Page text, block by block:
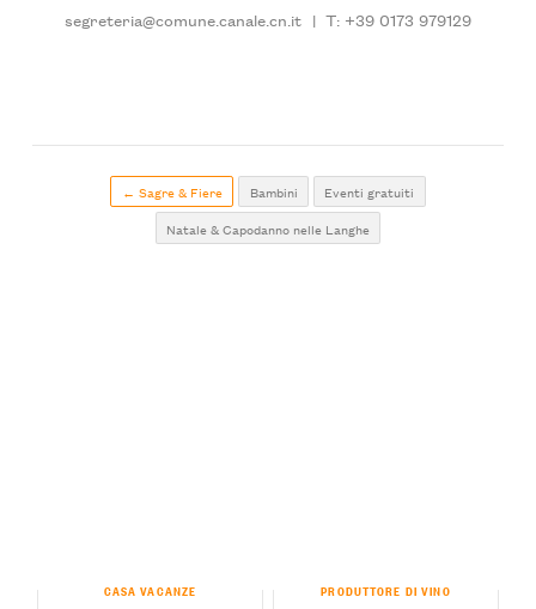
segreteria@comune.canale.cn.it | T: +39 0173 979129
← Sagre & Fiere Bambini
Eventi gratuiti
Natale & Capodanno nelle Langhe
CASA VACANZE PRODUTTORE DI VINO